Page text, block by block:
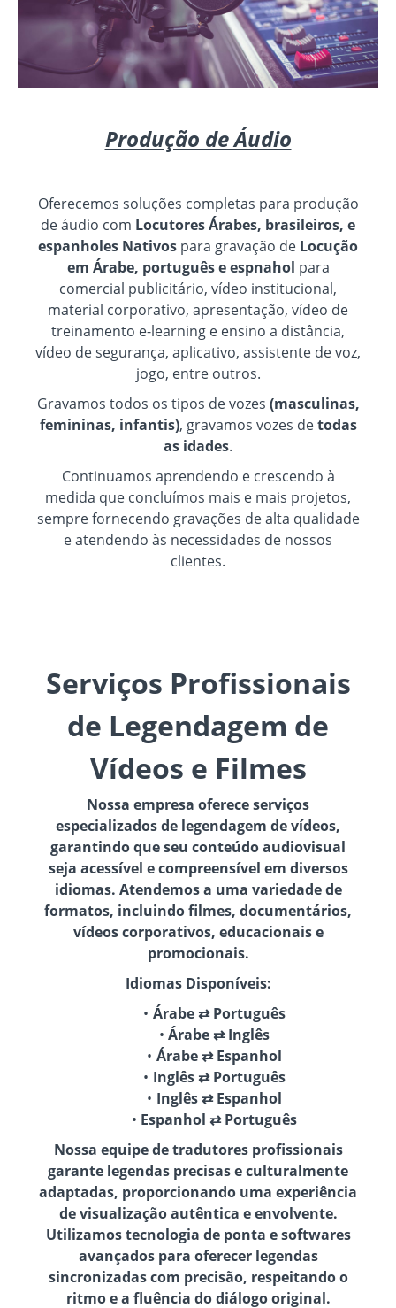
Produção de Áudio
Oferecemos soluções completas para produção
de áudio com Locutores Árabes, brasileiros, e
espanholes Nativos para gravação de Locução
em Árabe, português e espnahol para
comercial publicitário, vídeo institucional,
material corporativo, apresentação, vídeo de
treinamento e-learning e ensino a distância,
vídeo de segurança, aplicativo, assistente de voz,
jogo, entre outros.
Gravamos todos os tipos de vozes (masculinas,
femininas, infantis), gravamos vozes detodas
as idades.
Continuamos aprendendo e crescendo à
medida que concluímos mais e mais projetos,
sempre fornecendo gravações de alta qualidade
e atendendo às necessidades de nossos
clientes.
Serviços Profissionais
de Legendagem de
Vídeos e Filmes
Nossa empresa oferece serviços
especializados de legendagem de vídeos,
garantindo que seu conteúdo audiovisual
seja acessível e compreensível em diversos
idiomas. Atendemos a uma variedade de
formatos, incluindo filmes, documentários,
vídeos corporativos, educacionais e
promocionais.
Idiomas Disponíveis:
Árabe ⇄ Português
Árabe ⇄ Inglês
Árabe ⇄ Espanhol
Inglês ⇄ Português
Inglês ⇄ Espanhol
Espanhol ⇄ Português
Nossa equipe de tradutores profissionais
garante legendas precisas e culturalmente
adaptadas, proporcionando uma experiência
de visualização autêntica e envolvente.
Utilizamos tecnologia de ponta e softwares
avançados para oferecer legendas
sincronizadas com precisão, respeitando o
ritmo e a fluência do diálogo original.